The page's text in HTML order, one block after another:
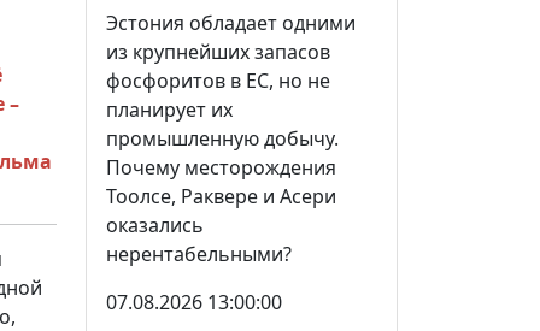
–
Эстония обладает одними
из крупнейших запасов
фосфоритов в ЕС, но не
планирует их
промышленную добычу.
Почему месторождения
Тоолсе, Раквере и Асери
оказались
нерентабельными?
07.08.2026 13:00:00